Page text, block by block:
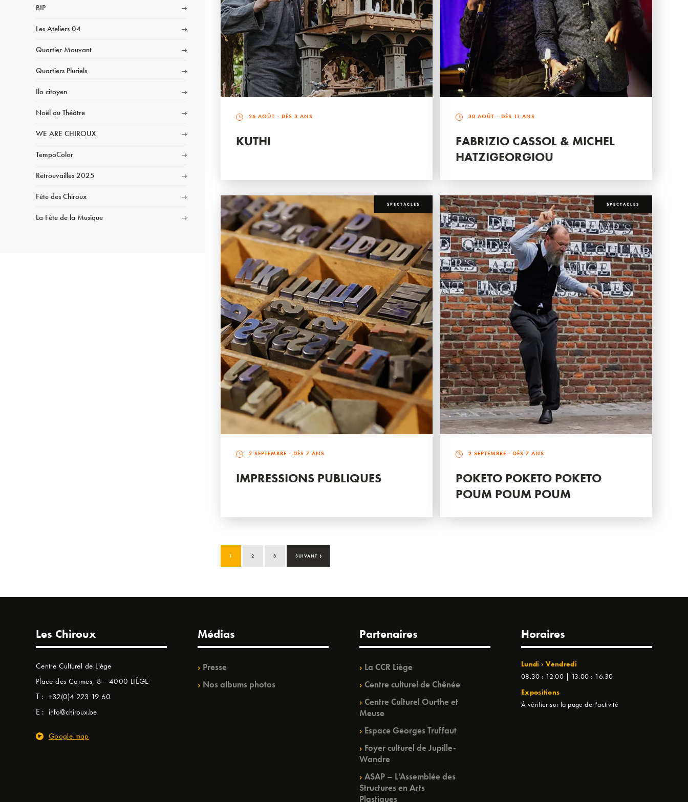
BIP
Les Ateliers 04
Quartier Mouvant
Quartiers Pluriels
Ilo citoyen
Noël au Théâtre
WE ARE CHIROUX
TempoColor
Retrouvailles 2025
Fête des Chiroux
La Fête de la Musique
26 AOÛT - DÈS 3 ANS
KUTHI
30 AOÛT - DÈS 11 ANS
FABRIZIO CASSOL & MICHEL
HATZIGEORGIOU
SPECTACLES
2 SEPTEMBRE - DÈS 7 ANS
IMPRESSIONS PUBLIQUES
SPECTACLES
2 SEPTEMBRE - DÈS 7 ANS
POKETO POKETO POKETO
POUM POUM POUM
1 2 3 SUIVANT ›
Les Chiroux
Centre Culturel de Liège
Place des Carmes, 8 - 4000 LIÈGE
T : +32(0)4 223 19 60
E : info@chiroux.be
Google map
Médias
Presse
Nos albums photos
Partenaires
La CCR Liège
Centre culturel de Chênée
Centre Culturel Ourthe et
Meuse
Espace Georges Truffaut
Foyer culturel de Jupille-
Wandre
ASAP – L’Assemblée des
Structures en Arts
Plastiques
Horaires
Lundi › Vendredi
08:30 › 12:00 | 13:00 › 16:30
Expositions
À vérifier sur la page de l'activité